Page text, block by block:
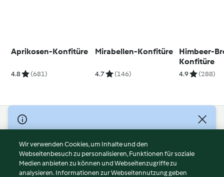
Aprikosen-Konfitüre
4.8 (681)
Mirabellen-Konfitüre
4.7 (146)
Himbeer-
Konfitüre
4.9 (288)
© Copyright 2026
Nutzungsbedingungen
Datenschutzrichtlinien
Disclaimer
Wir verwenden Cookies, um Inhalte und den
Webseitenbesuch zu personalisieren, Funktionen für soziale
Medien anbieten zu können und Webseitenzugriffe zu
analysieren. Informationen zur Webseitennutzung geben